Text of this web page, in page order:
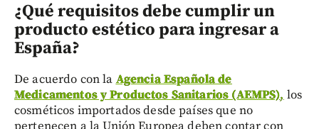
¿Qué requisitos debe cumplir un
producto estético para ingresar a
España?
De acuerdo con la Agencia Española de
Medicamentos y Productos Sanitarios (AEMPS), los
cosméticos importados desde países que no